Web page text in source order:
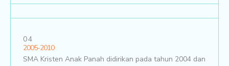
04
2005-2010
SMA Kristen Anak Panah didirikan pada tahun 2004 dan